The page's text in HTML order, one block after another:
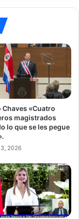
Chaves «Cuatro
magistrados
lo que se les pegue
2026